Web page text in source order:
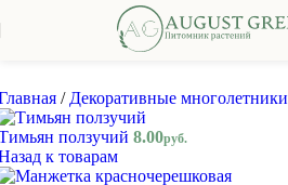
Skip to navigation Skip to main content
/ Декоративные многолетники
ползучий 8.00руб.
к товарам